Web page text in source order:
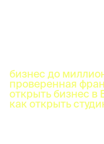
бизнес до
проверенная
открыть бизнес в
как открыть